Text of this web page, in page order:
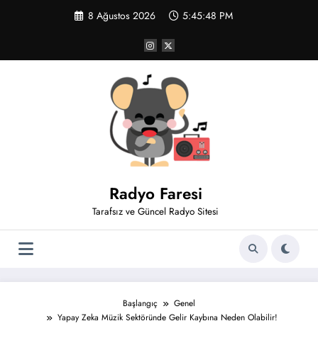
8 Ağustos 2026 5:45:49 PM
Radyo Faresi
Tarafsız ve Güncel Radyo Sitesi
Başlangıç
Genel
Yapay Zeka Müzik Sektöründe Gelir Kaybına Neden Olabilir!